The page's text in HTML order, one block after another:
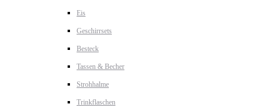
Eis
Geschirrsets
Besteck
Tassen & Becher
Strohhalme
Trinkflaschen